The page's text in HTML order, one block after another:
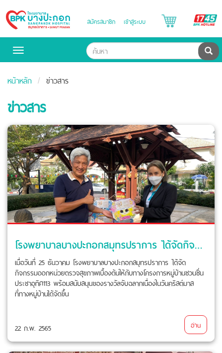
Bangpakok
Hospital
สมัครสมาชิก เข้าสู่ระบบ
Toggle
ค้น
หน้าหลัก ข่าวสาร
ข่าวสาร
โรงพยาบาลบางปะกอกสมุทรปราการ ได้จัดกิจกรรมออกหน่วยตรวจสุขภาพเบื้องต้นให้กับทางโครงการหมู่บ้านชวนชื่น ประชาอุทิศ113
เมื่อวันที่ 25 ธันวาคม โรงพยาบาลบางปะกอกสมุทรปราการ ได้จัด
กิจกรรมออกหน่วยตรวจสุขภาพเบื้องต้นให้กับทางโครงการหมู่บ้านชวนชื่น
ประชาอุทิศ113 พร้อมสนับสนุนของรางวัลจับฉลากเนื่องในวันคริสต์มาส
ที่ทางหมู่บ้านได้จัดขึ้น
22 ก.พ. 2565 อ่าน